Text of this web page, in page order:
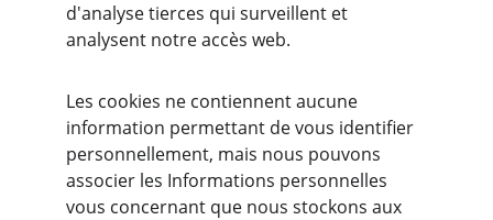
d'analyse tierces qui surveillent et
analysent notre accès web.
Les cookies ne contiennent aucune
information permettant de vous identifier
personnellement, mais nous pouvons
associer les Informations personnelles
vous concernant que nous stockons aux